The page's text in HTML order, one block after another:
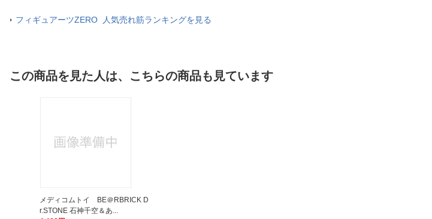
フィギュアーツZERO 人気売れ筋ランキングを見る
この商品を見た人は、こちらの商品も見ています
メディコムトイ BE＠RBRICK D
r.STONE 石神千空＆あ...